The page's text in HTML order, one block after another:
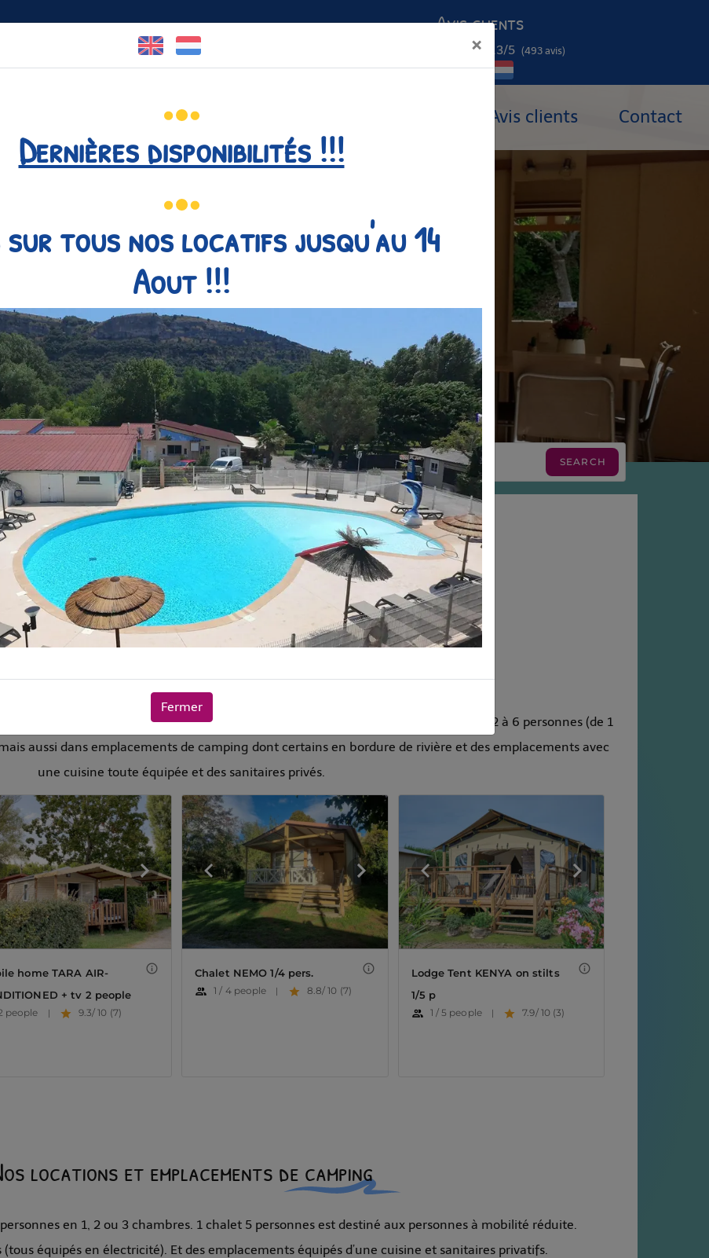
Facebook est désactivé. Autoriser
04 75 35 25 80
Avis clients
4.3/5 (493 avis)
Canoë-
canyoning
Avis clients Contact
Hébergements
en camping 3 étoiles en Ardèche
Chalets, mobil-homes et emplacements
pour des vacances inoubliables en Ardèche, nous vous proposons des locatifs de 2 à 6 personnes (de 1
aussi dans emplacements de camping dont certains en bordure de rivière et des emplacements avec
une cuisine toute équipée et des sanitaires privés.
locations et emplacements de camping
en 1, 2 ou 3 chambres. 1 chalet 5 personnes est destiné aux personnes à mobilité réduite.
équipés en électricité). Et des emplacements équipés d’une cuisine et sanitaires privatifs.
×
Dernières disponibilités !!!
sur tous nos locatifs jusqu'au 14
Aout !!!
Fermer